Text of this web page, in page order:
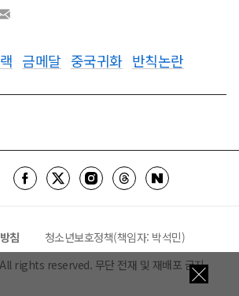
금메달 중국귀화 반칙논란
침
청소년보호정책(책임자: 박석민)
rights reserved. 무단 전재 및 재배포 금지.